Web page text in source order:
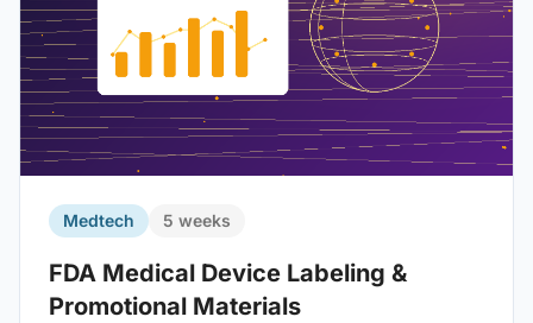
Medtech 5 weeks
FDA Medical Device Labeling &
Promotional Materials